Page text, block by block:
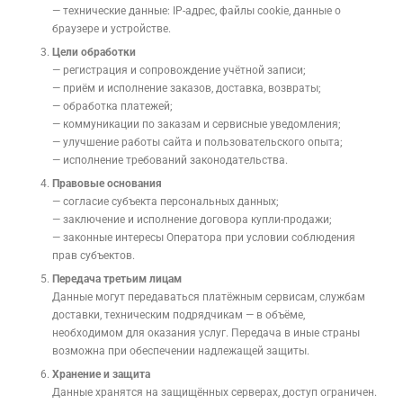
— технические данные: IP-адрес, файлы cookie, данные о
браузере и устройстве.
Цели обработки
— регистрация и сопровождение учётной записи;
— приём и исполнение заказов, доставка, возвраты;
— обработка платежей;
— коммуникации по заказам и сервисные уведомления;
— улучшение работы сайта и пользовательского опыта;
— исполнение требований законодательства.
Правовые основания
— согласие субъекта персональных данных;
— заключение и исполнение договора купли-продажи;
— законные интересы Оператора при условии соблюдения
прав субъектов.
Передача третьим лицам
Данные могут передаваться платёжным сервисам, службам
доставки, техническим подрядчикам — в объёме,
необходимом для оказания услуг. Передача в иные страны
возможна при обеспечении надлежащей защиты.
Хранение и защита
Данные хранятся на защищённых серверах, доступ ограничен.